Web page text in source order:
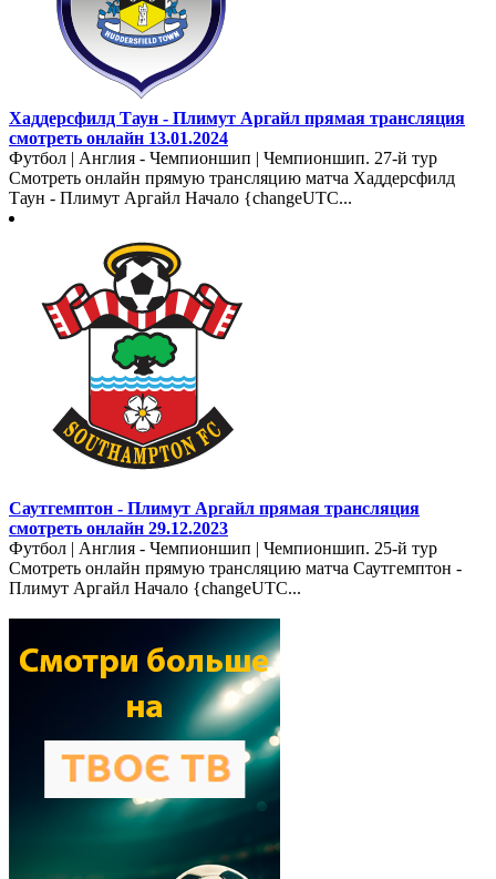
Хаддерсфилд Таун - Плимут Аргайл прямая трансляция
смотреть онлайн 13.01.2024
Футбол | Англия - Чемпионшип | Чемпионшип. 27-й тур
Смотреть онлайн прямую трансляцию матча Хаддерсфилд
Таун - Плимут Аргайл Начало {changeUTC...
Саутгемптон - Плимут Аргайл прямая трансляция
смотреть онлайн 29.12.2023
Футбол | Англия - Чемпионшип | Чемпионшип. 25-й тур
Смотреть онлайн прямую трансляцию матча Саутгемптон -
Плимут Аргайл Начало {changeUTC...